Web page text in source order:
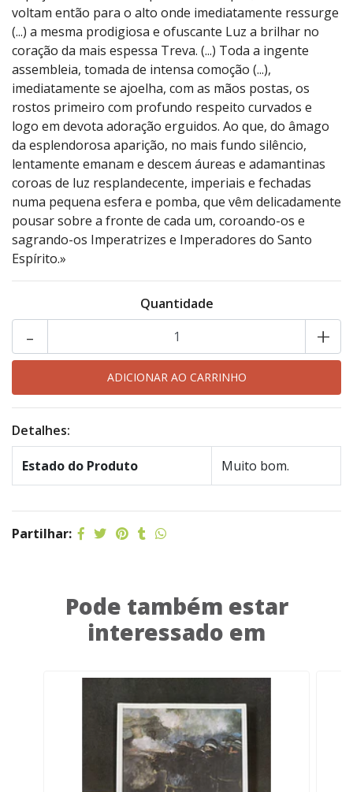
voltam então para o alto onde imediatamente ressurge
(...) a mesma prodigiosa e ofuscante Luz a brilhar no
coração da mais espessa Treva. (...) Toda a ingente
assembleia, tomada de intensa comoção (...),
imediatamente se ajoelha, com as mãos postas, os
rostos primeiro com profundo respeito curvados e
logo em devota adoração erguidos. Ao que, do âmago
da esplendorosa aparição, no mais fundo silêncio,
lentamente emanam e descem áureas e adamantinas
coroas de luz resplandecente, imperiais e fechadas
numa pequena esfera e pomba, que vêm delicadamente
pousar sobre a fronte de cada um, coroando-os e
sagrando-os Imperatrizes e Imperadores do Santo
Espírito.»
Quantidade
+
-
Detalhes:
Estado do Produto Muito bom.
Partilhar:
Pode também estar
interessado em